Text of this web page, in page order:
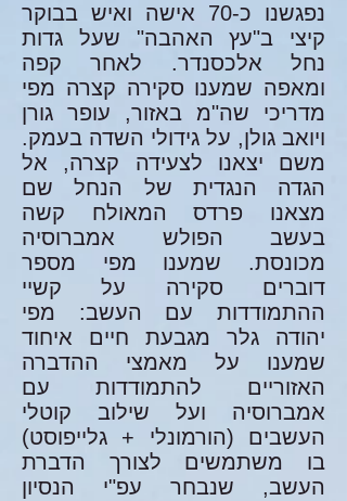
נפגשנו כ-70 אישה ואיש בבוקר
קיצי ב"עץ האהבה" שעל גדות
נחל אלכסנדר. לאחר קפה
ומאפה שמענו סקירה קצרה מפי
מדריכי שה"מ באזור, עופר גורן
ויואב גולן, על גידולי השדה בעמק.
משם יצאנו לצעידה קצרה, אל
הגדה הנגדית של הנחל שם
מצאנו פרדס המאולח קשה
בעשב הפולש אמברוסיה
מכונסת. שמענו מפי מספר
דוברים סקירה על קשיי
ההתמודדות עם העשב: מפי
יהודה גלר מגבעת חיים איחוד
שמענו על מאמצי ההדברה
האזוריים להתמודדות עם
אמברוסיה ועל שילוב קוטלי
העשבים (הורמונלי + גלייפוסט)
בו משתמשים לצורך הדברת
העשב, שנבחר עפ"י הנסיון